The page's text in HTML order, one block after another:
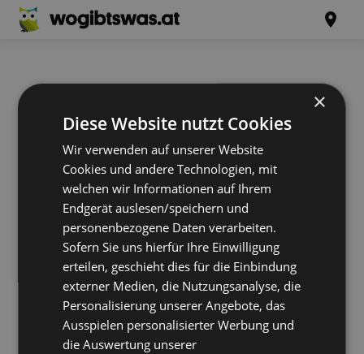
×
Diese Website nutzt Cookies
Wir verwenden auf unserer Website
Cookies und andere Technologien, mit
welchen wir Informationen auf Ihrem
Endgerät auslesen/speichern und
personenbezogene Daten verarbeiten.
Sofern Sie uns hierfür Ihre Einwilligung
erteilen, geschieht dies für die Einbindung
externer Medien, die Nutzungsanalyse, die
Personalisierung unserer Angebote, das
Ausspielen personalisierter Werbung und
die Auswertung unserer